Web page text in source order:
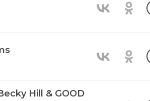
Hill & GOOD